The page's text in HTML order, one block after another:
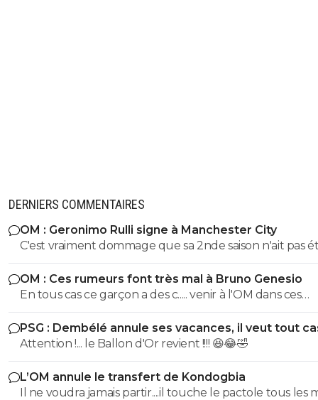
DERNIERS COMMENTAIRES
OM : Geronimo Rulli signe à Manchester City
C'est vraiment dommage que sa 2nde saison n'ait pas
même niveau que la 1ere. On s'est pris des buts gag,
notamment lors de notre dernier match de LDC en
Belgique, sur le 1er ou 2eme je ne me souviens plus.
L1 il n'a pas fait une 2e saison du niveau de la 1ere.
OM : Ces rumeurs font très mal à Bruno Genesio
En tous cas ce garçon a des c..... venir à l'OM dans ces
conditions, bravo, respect
PSG : Dembélé annule ses vacances, il veut tout
Attention !... le Ballon d'Or revient !!!! 😆😂🤣
L’OM annule le transfert de Kondogbia
Il ne voudra jamais partir....il touche le pactole tous les